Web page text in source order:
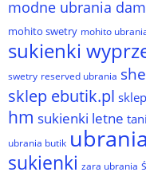
modne ubrania
mohito swetry mohito
sukienki
swetry reserved ubrania
sklep ebutik.pl
hm sukienki letne
ubrania butik
sukienki zara ubrania